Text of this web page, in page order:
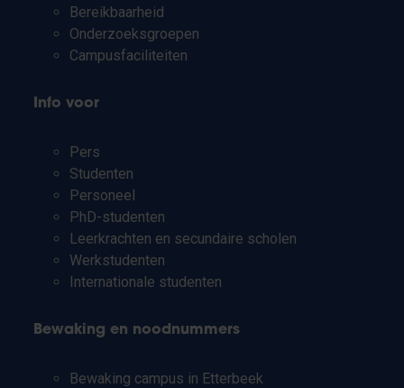
Bereikbaarheid
Onderzoeksgroepen
Campusfaciliteiten
Info voor
Pers
Studenten
Personeel
PhD-studenten
Leerkrachten en secundaire scholen
Werkstudenten
Internationale studenten
Bewaking en noodnummers
Bewaking campus in Etterbeek